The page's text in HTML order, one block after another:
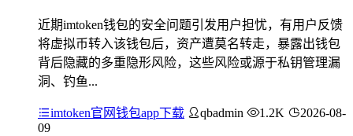
近期imtoken钱包的安全问题引发用户担忧，有用户反馈
将虚拟币转入该钱包后，资产遭莫名转走，暴露出钱包
背后隐藏的多重隐形风险，这些风险或源于私钥管理漏
洞、钓鱼...
imtoken官网钱包app下载 qbadmin 1.2K
2026-08-
09